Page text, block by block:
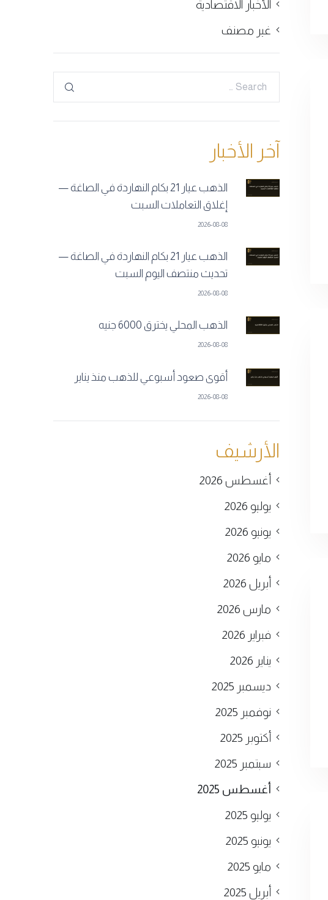
الأخبار الاقتصادية
غير مصنف
آخر الأخبار
الذهب عيار 21 بكام النهاردة في الصاغة —
إغلاق التعاملات السبت
2026-08-08
الذهب عيار 21 بكام النهاردة في الصاغة —
تحديث منتصف اليوم السبت
2026-08-08
الذهب المحلي يخترق 6000 جنيه
2026-08-08
أقوى صعود أسبوعي للذهب منذ يناير
2026-08-08
الأرشيف
أغسطس 2026
يوليو 2026
يونيو 2026
مايو 2026
أبريل 2026
مارس 2026
فبراير 2026
يناير 2026
ديسمبر 2025
نوفمبر 2025
أكتوبر 2025
سبتمبر 2025
أغسطس 2025
يوليو 2025
يونيو 2025
مايو 2025
أبريل 2025